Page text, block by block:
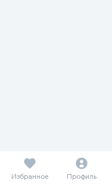
Избранное Профиль